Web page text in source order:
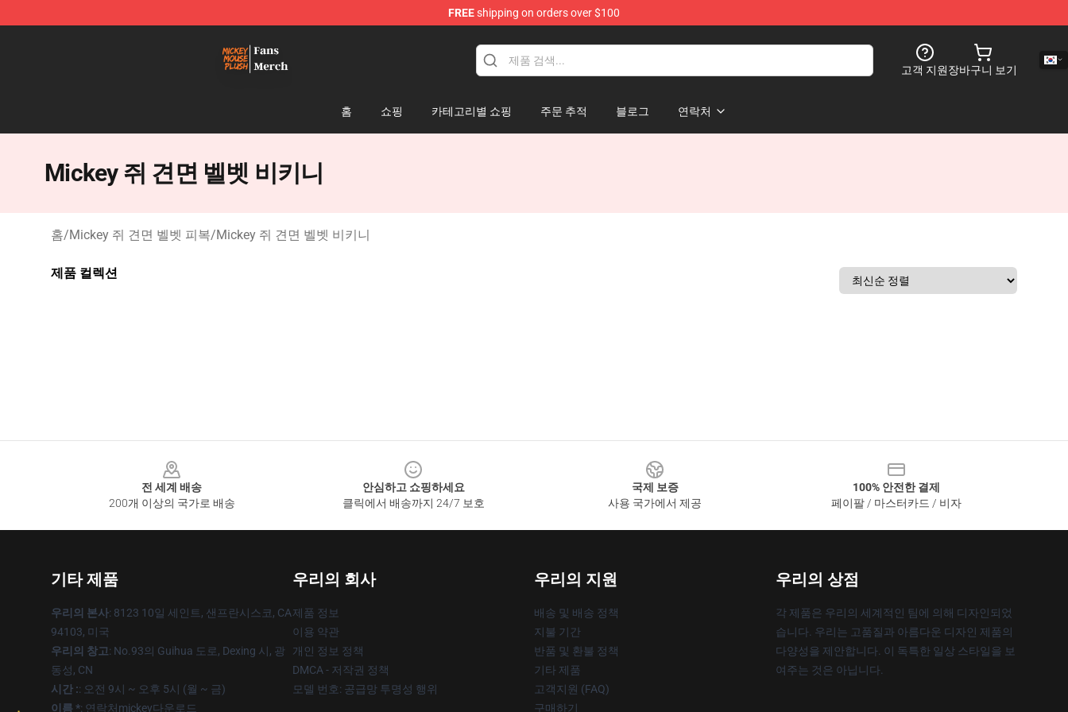
FREEshipping on orders over $100
고객 지원장바구니 보기
홈 쇼핑 카테고리별 쇼핑 주문 추적 블로그 연락처
Mickey 쥐 견면 벨벳 비키니
홈/Mickey 쥐 견면 벨벳 피복/Mickey 쥐 견면 벨벳 비키니
제품 컬렉션
전 세계 배송
200개 이상의 국가로 배송
안심하고 쇼핑하세요
클릭에서 배송까지 24/7 보호
국제 보증
사용 국가에서 제공
100% 안전한 결제
페이팔 / 마스터카드 / 비자
기타 제품
우리의 본사: 8123 10일 세인트, 샌프란시스코, CA
94103, 미국
우리의 창고: No.93의 Guihua 도로, Dexing 시, 광
동성, CN
시간 :: 오전 9시 ~ 오후 5시 (월 ~ 금)
이름 *: 연락처mickey다운로드
우리의 회사
제품 정보
이용 약관
개인 정보 정책
DMCA - 저작권 정책
모델 번호: 공급망 투명성 행위
우리의 지원
배송 및 배송 정책
지불 기간
반품 및 환불 정책
기타 제품
고객지원 (FAQ)
구매하기
우리의 상점
각 제품은 우리의 세계적인 팀에 의해 디자인되었
습니다. 우리는 고품질과 아름다운 디자인 제품의
다양성을 제안합니다. 이 독특한 일상 스타일을 보
여주는 것은 아닙니다.